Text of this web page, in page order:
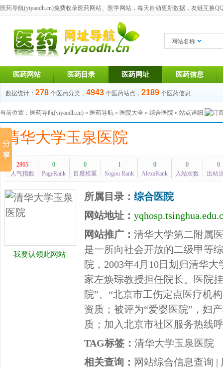
医药导航(yiyaodh.cn)免费收录医药网站、医学网站，每天自动更新数据，友链互换
网站名称
医药网站 医药目录 医药网址 医药信息
数据统计： 278 个医药分类， 4943 个医药站点， 2189 个医药信息
当前位置： 医药导航(yiyaodh.cn) » 医药导航 » 医院大全 » 综合医院 » 站点详细
清华大学玉泉医院
2865
人气指数
0
PageRank
0
百度权重
1
Sogou Rank
0
AlexaRank
0
入站次数
0
出站
我要认领此网站
所属目录： 综合医院
网站地址：
网站推广： 清华大学第二附属
是一所向社会开放的二级甲等
院，2003年4月10日划归清华
家左焕琮教授担任院长。医院
院”、“北京市工伤定点医疗机
资质；被评为“爱婴医院”，妇
质；加入北京市社区服务热线
TAG标签： 清华大学玉泉医院
相关查询： 网站综合信息查询 |